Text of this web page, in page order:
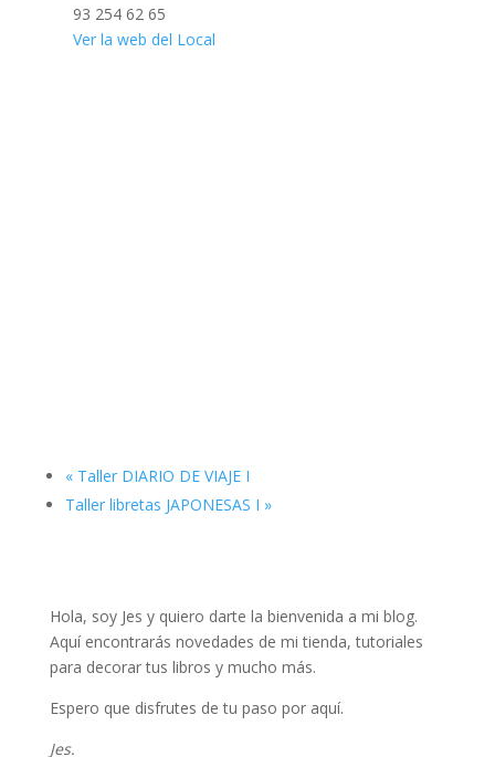
93 254 62 65
Ver la web del Local
«Taller DIARIO DE VIAJE I
Taller libretas JAPONESAS I »
Hola, soy Jes y quiero darte la bienvenida a mi blog.
Aquí encontrarás novedades de mi tienda, tutoriales
para decorar tus libros y mucho más.
Espero que disfrutes de tu paso por aquí.
Jes.